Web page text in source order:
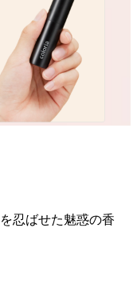
忍ばせた魅惑の香